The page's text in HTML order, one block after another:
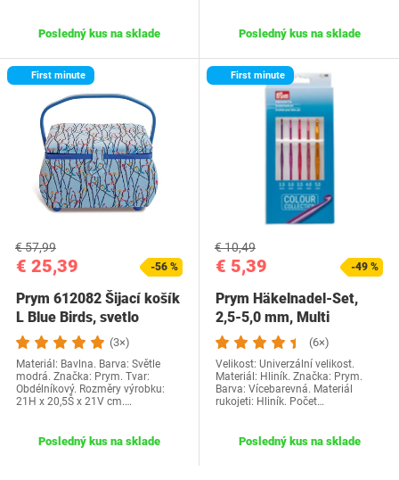
Posledný kus na sklade Posledný kus na sklade
First minute
€ 25,39
€ 57,99
-56 %
Prym 612082 Šijací košík
L Blue Birds, svetlo
modrá
(3×)
Materiál: Bavlna. Barva: Světle
modrá. Značka: Prym. Tvar:
Obdélníkový. Rozměry výrobku:
21H x 20,5Š x 21V cm.…
Posledný kus na sklade
First minute
€ 5,39
€ 10,49
-49 %
Prym Häkelnadel-Set,
2,5-5,0 mm, Multi
(PRYM_195995-1)
(6×)
Velikost: Univerzální velikost.
Materiál: Hliník. Značka: Prym.
Barva: Vícebarevná. Materiál
rukojeti: Hliník. Počet…
Posledný kus na sklade